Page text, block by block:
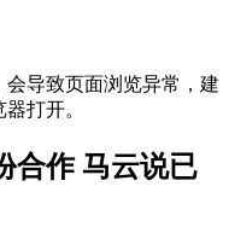
导致页面浏览异常，建
打开。
合作 马云说已